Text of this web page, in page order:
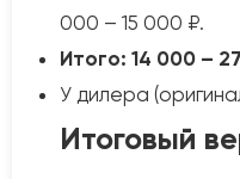
000 – 15 000 ₽.
Итого: 14 000 –
У дилера
Итоговый